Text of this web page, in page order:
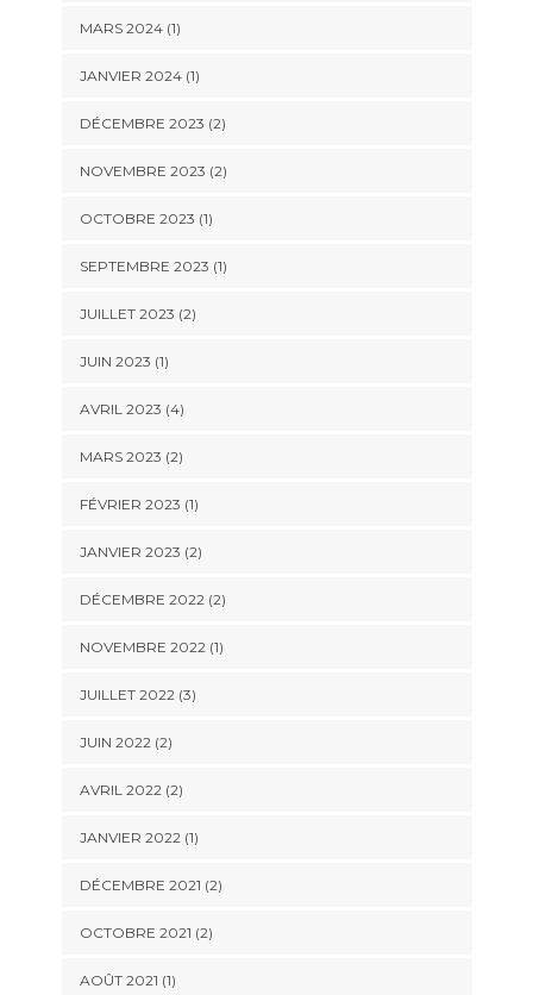
MARS 2024(1)
JANVIER 2024(1)
DÉCEMBRE 2023 (2)
NOVEMBRE 2023 (2)
OCTOBRE 2023 (1)
SEPTEMBRE 2023 (1)
JUILLET 2023 (2)
JUIN 2023 (1)
AVRIL 2023 (4)
MARS 2023 (2)
FÉVRIER 2023 (1)
JANVIER 2023 (2)
DÉCEMBRE 2022(2)
NOVEMBRE 2022(1)
JUILLET 2022(3)
JUIN 2022(2)
AVRIL 2022(2)
JANVIER 2022(1)
DÉCEMBRE 2021 (2)
OCTOBRE 2021 (2)
AOÛT 2021 (1)